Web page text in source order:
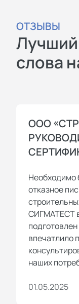
ОТЗЫВЫ
Лучший
слова
ООО
Необходимо
отказное
СИГМАТЕСТ
впечатлило
наших
01.05.2025